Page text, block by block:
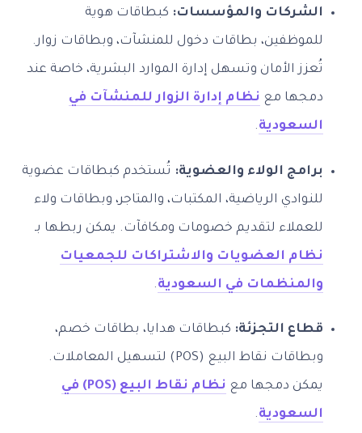
الشركات والمؤسسات: كبطاقات هوية
للموظفين، بطاقات دخول للمنشآت، وبطاقات زوار.
تُعزز الأمان وتسهل إدارة الموارد البشرية، خاصة عند
دمجها مع نظام إدارة الزوار للمنشآت في
السعودية.
برامج الولاء والعضوية: تُستخدم كبطاقات عضوية
للنوادي الرياضية، المكتبات، والمتاجر، وبطاقات ولاء
للعملاء لتقديم خصومات ومكافآت. يمكن ربطها بـ
نظام العضويات والاشتراكات للجمعيات
والمنظمات في السعودية.
قطاع التجزئة: كبطاقات هدايا، بطاقات خصم،
وبطاقات نقاط البيع (POS) لتسهيل المعاملات.
يمكن دمجها مع نظام نقاط البيع (POS) في
السعودية.